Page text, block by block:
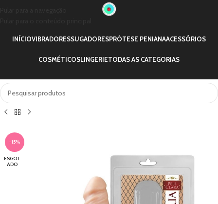
INÍCIOVIBRADORESSUGADORESPRÓTESE PENIANAACESSÓRIOS
COSMÉTICOSLINGERIETODAS AS CATEGORIAS
-15%
ESGOT
ADO